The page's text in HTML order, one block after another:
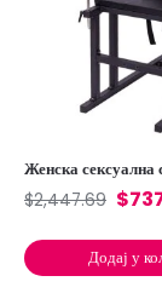
Женска сексуална
$2,447.69 $
Додај у